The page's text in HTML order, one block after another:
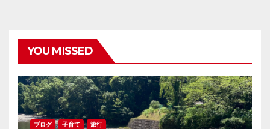
YOU MISSED
ブログ 子育て 旅行